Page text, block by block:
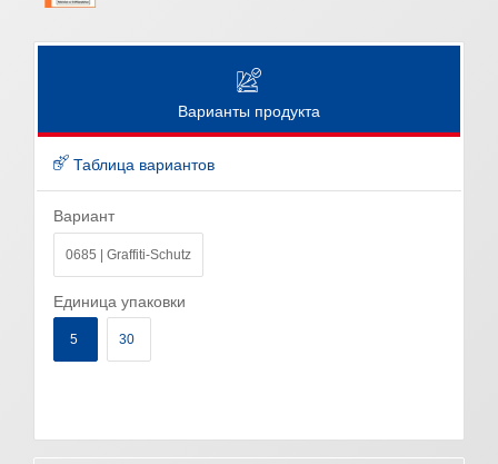
Варианты продукта
Таблица вариантов
Вариант
0685 | Graffiti-Schutz
Единица упаковки
5 30